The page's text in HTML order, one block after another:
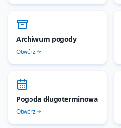
Archiwum pogody
Otwórz
Pogoda długoterminowa
Otwórz